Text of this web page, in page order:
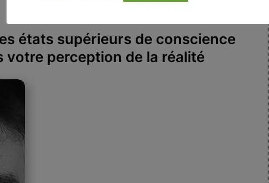
états supérieurs de conscience
votre perception de la réalité